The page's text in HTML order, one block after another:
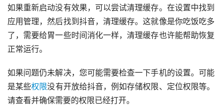
如果重新启动没有效果，可以尝试清理缓存。在设置中找到
应用管理，然后找到抖音，清理缓存。这就像是你吃饭吃多
了，需要给胃一些时间消化一样，清理缓存也许能帮助恢复
正常运行。
如果问题仍未解决，您可能需要检查一下手机的设置。可能
是某些权限没有开放给抖音，例如存储权限、定位权限等。
请查看并确保需要的权限已经打开。